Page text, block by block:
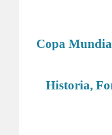
Copa
Historia,